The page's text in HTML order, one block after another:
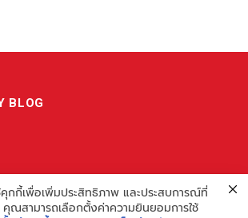
BLOG
ร เกี่ยวกับร้านอาหารและเรื่องกิน ไม่ว่าจะเป็น
คุกกี้เพื่อเพิ่มประสิทธิภาพ และประสบการณ์ที่
คุณสามารถเลือกตั้งค่าความยินยอมการใช้